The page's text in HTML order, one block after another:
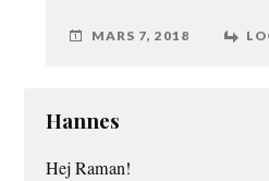
MARS 7, 2018
Hannes
Hej Raman!